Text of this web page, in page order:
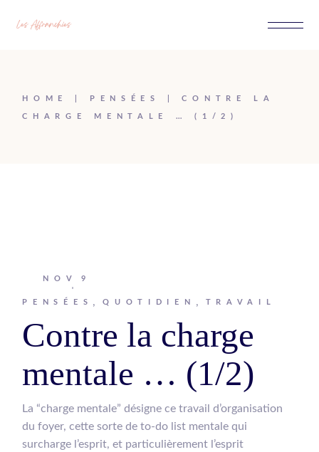
contenu
HOME PENSÉES CONTRE LA
CHARGE MENTALE … (1/2)
NOV 9
Johanna
PENSÉES QUOTIDIEN TRAVAIL
Contre la charge
mentale … (1/2)
La “charge mentale” désigne ce travail d’organisation
du foyer, cette sorte de to-do list mentale qui
surcharge l’esprit, et particulièrement l’esprit